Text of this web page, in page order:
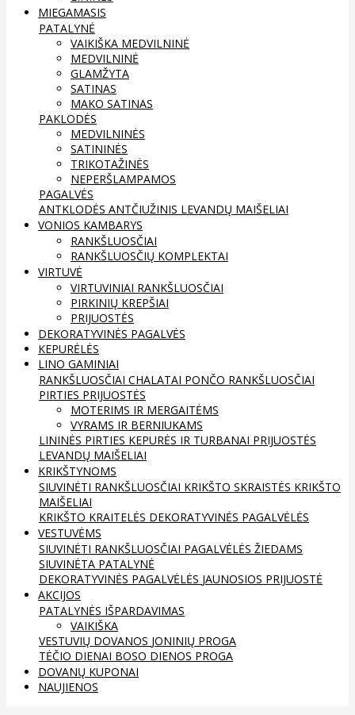
MIEGAMASIS
PATALYNĖ
VAIKIŠKA MEDVILNINĖ
MEDVILNINĖ
GLAMŽYTA
SATINAS
MAKO SATINAS
PAKLODĖS
MEDVILNINĖS
SATININĖS
TRIKOTAŽINĖS
NEPERŠLAMPAMOS
PAGALVĖS
ANTKLODĖS ANTČIUŽINIS LEVANDŲ MAIŠELIAI
VONIOS KAMBARYS
RANKŠLUOSČIAI
RANKŠLUOSČIŲ KOMPLEKTAI
VIRTUVĖ
VIRTUVINIAI RANKŠLUOSČIAI
PIRKINIŲ KREPŠIAI
PRIJUOSTĖS
DEKORATYVINĖS PAGALVĖS
KEPURĖLĖS
LINO GAMINIAI
RANKŠLUOSČIAI CHALATAI PONČO RANKŠLUOSČIAI
PIRTIES PRIJUOSTĖS
MOTERIMS IR MERGAITĖMS
VYRAMS IR BERNIUKAMS
LININĖS PIRTIES KEPURĖS IR TURBANAI PRIJUOSTĖS
LEVANDŲ MAIŠELIAI
KRIKŠTYNOMS
SIUVINĖTI RANKŠLUOSČIAI KRIKŠTO SKRAISTĖS KRIKŠTO
MAIŠELIAI
KRIKŠTO KRAITELĖS DEKORATYVINĖS PAGALVĖLĖS
VESTUVĖMS
SIUVINĖTI RANKŠLUOSČIAI PAGALVĖLĖS ŽIEDAMS
SIUVINĖTA PATALYNĖ
DEKORATYVINĖS PAGALVĖLĖS JAUNOSIOS PRIJUOSTĖ
AKCIJOS
PATALYNĖS IŠPARDAVIMAS
VAIKIŠKA
VESTUVIŲ DOVANOS JONINIŲ PROGA
TĖČIO DIENAI BOSO DIENOS PROGA
DOVANŲ KUPONAI
NAUJIENOS